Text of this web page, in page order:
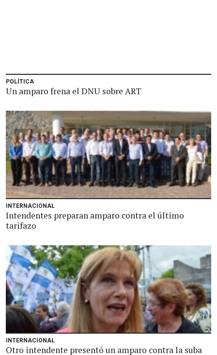
POLÍTICA
Un amparo frena el DNU sobre ART
INTERNACIONAL
Intendentes preparan amparo contra el último
tarifazo
INTERNACIONAL
Otro intendente presentó un amparo contra la suba